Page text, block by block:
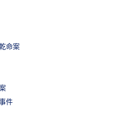
命案
件